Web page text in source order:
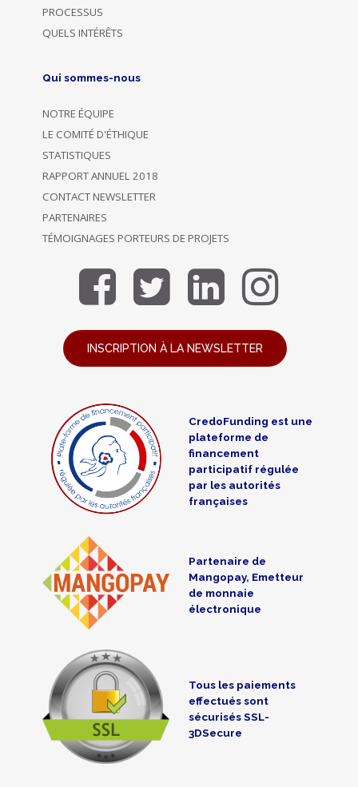
PROCESSUS
QUELS INTÉRÊTS
Qui sommes-nous
NOTRE ÉQUIPE
LE COMITÉ D'ÉTHIQUE
STATISTIQUES
RAPPORT ANNUEL 2018
CONTACT NEWSLETTER
PARTENAIRES
TÉMOIGNAGES PORTEURS DE PROJETS
INSCRIPTION À LA NEWSLETTER
CredoFunding est une
plateforme de
financement
participatif régulée
par les autorités
françaises
Partenaire de
Mangopay, Emetteur
de monnaie
électronique
Tous les paiements
effectués sont
sécurisés SSL-
3DSecure